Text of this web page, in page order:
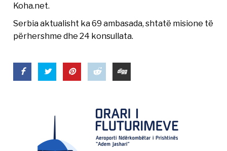
Koha.net.
Serbia aktualisht ka 69 ambasada, shtatë misione të
përhershme dhe 24 konsullata.